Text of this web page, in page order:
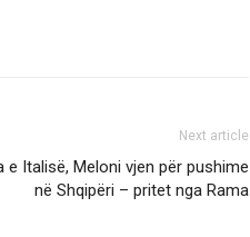
Next article
e Italisë, Meloni vjen për pushime
në Shqipëri – pritet nga Rama